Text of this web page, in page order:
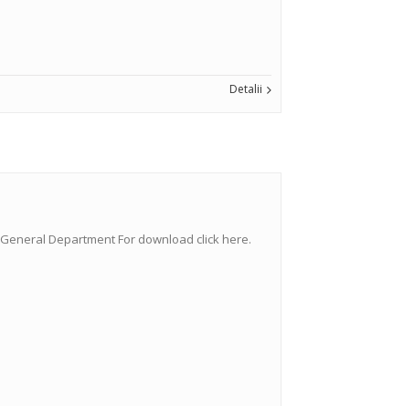
Detalii
Department For download click here.